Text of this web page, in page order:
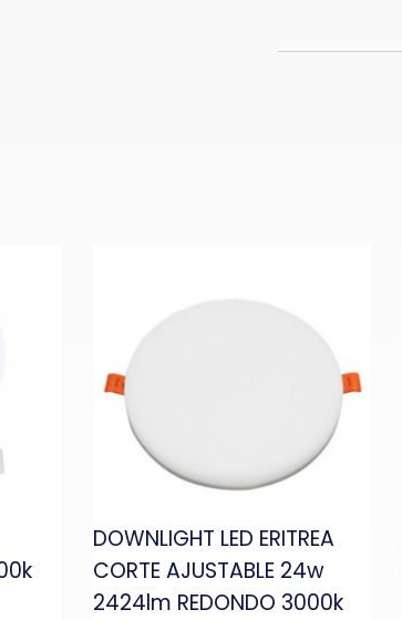
DOWNLIGHT LED ERITREA
CORTE AJUSTABLE 24w
2424lm REDONDO 3000k